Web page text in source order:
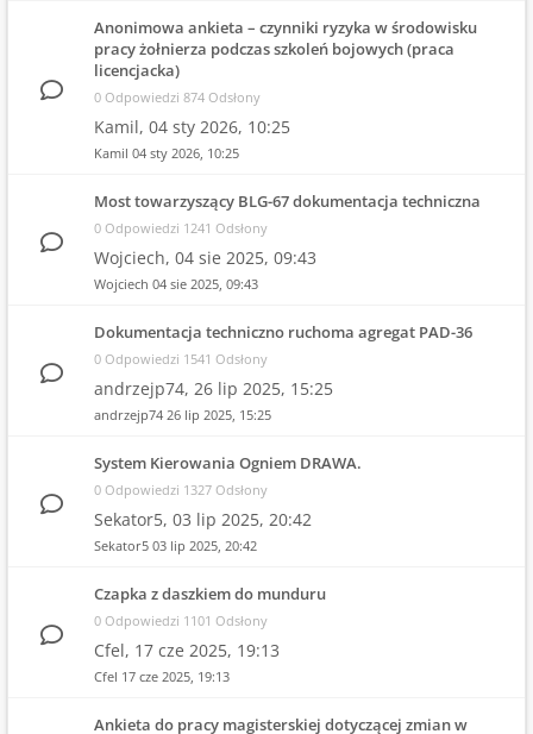
Anonimowa ankieta – czynniki ryzyka w środowisku
pracy żołnierza podczas szkoleń bojowych (praca
licencjacka)
0 Odpowiedzi 874 Odsłony
Kamil, 04 sty 2026, 10:25
Kamil 04 sty 2026, 10:25
Most towarzyszący BLG-67 dokumentacja techniczna
0 Odpowiedzi 1241 Odsłony
Wojciech, 04 sie 2025, 09:43
Wojciech 04 sie 2025, 09:43
Dokumentacja techniczno ruchoma agregat PAD-36
0 Odpowiedzi 1541 Odsłony
andrzejp74, 26 lip 2025, 15:25
andrzejp74 26 lip 2025, 15:25
System Kierowania Ogniem DRAWA.
0 Odpowiedzi 1327 Odsłony
Sekator5, 03 lip 2025, 20:42
Sekator5 03 lip 2025, 20:42
Czapka z daszkiem do munduru
0 Odpowiedzi 1101 Odsłony
Cfel, 17 cze 2025, 19:13
Cfel 17 cze 2025, 19:13
Ankieta do pracy magisterskiej dotyczącej zmian w